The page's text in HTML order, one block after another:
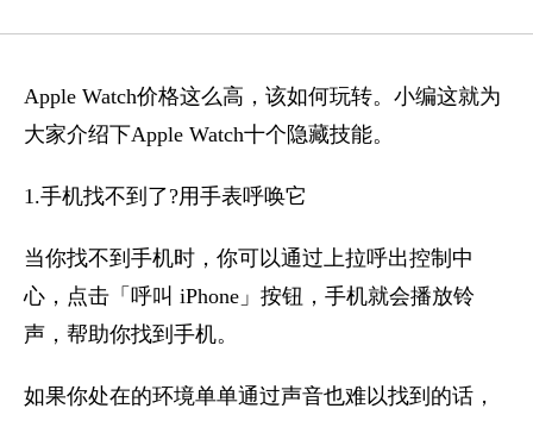
Apple Watch价格这么高，该如何玩转。小编这就为
大家介绍下Apple Watch十个隐藏技能。
1.手机找不到了?用手表呼唤它
当你找不到手机时，你可以通过上拉呼出控制中
心，点击「呼叫 iPhone」按钮，手机就会播放铃
声，帮助你找到手机。
如果你处在的环境单单通过声音也难以找到的话，